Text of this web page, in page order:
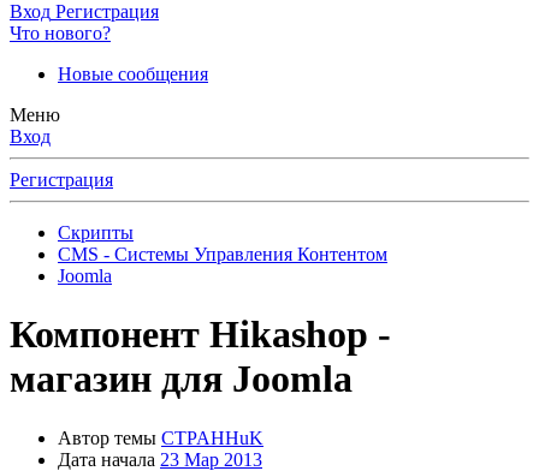
Вход Регистрация
Что нового?
Новые сообщения
Меню
Вход
Регистрация
Скрипты
CMS - Системы Управления Контентом
Joomla
Компонент Hikashop -
магазин для Joomla
Автор темы CTPAHHuK
Дата начала 23 Мар 2013